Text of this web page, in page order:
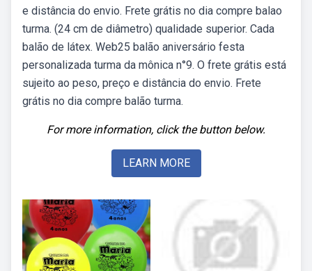
e distância do envio. Frete grátis no dia compre balao
turma. (24 cm de diâmetro) qualidade superior. Cada
balão de látex. Web25 balão aniversário festa
personalizada turma da mônica n°9. O frete grátis está
sujeito ao peso, preço e distância do envio. Frete
grátis no dia compre balão turma.
For more information, click the button below.
LEARN MORE